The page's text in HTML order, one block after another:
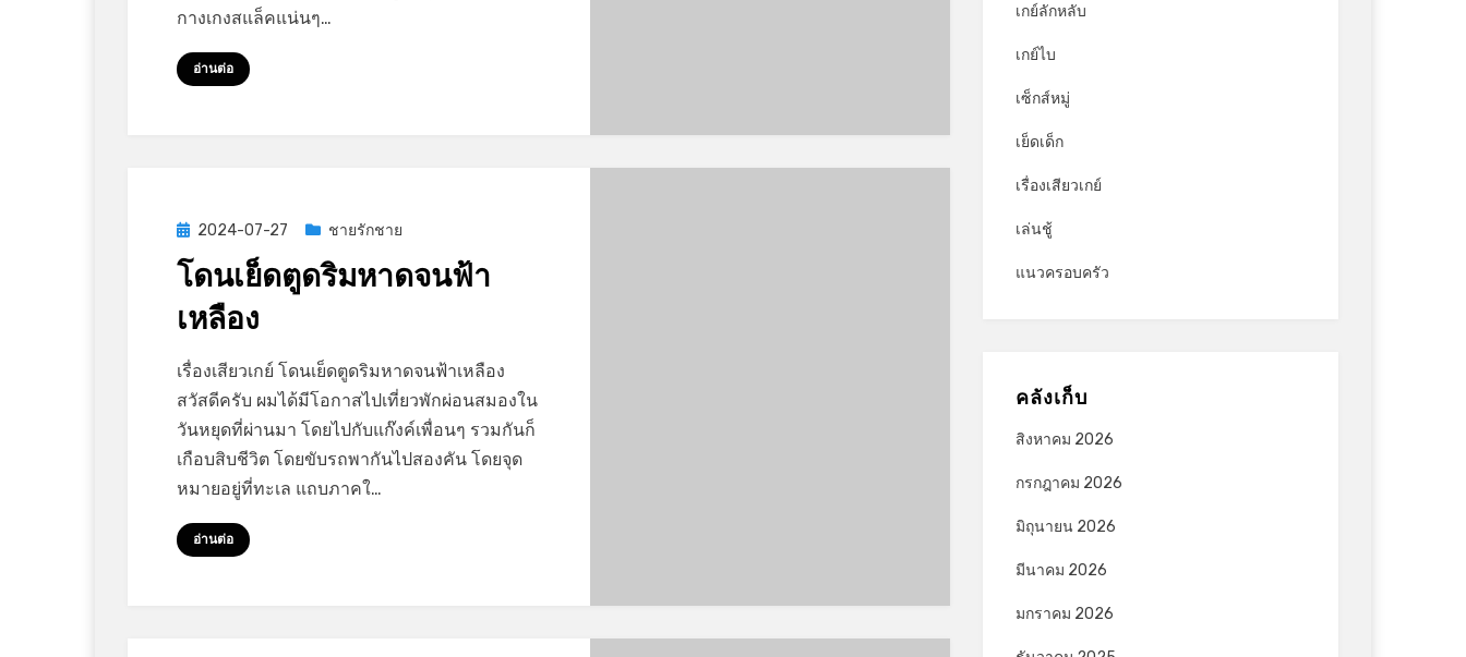
ผลัด
กางเกงสแล็คแน่นๆ…
อ่านต่อ
Posted
on
2024-07-27 ชายรักชาย
โดนเย็ดตูดริมหาดจนฟ้า
เหลือง
byGayStory
Leave a commenton
เย็ด
หาด
เรื่องเสียวเกย์ โดนเย็ดตูดริมหาดจนฟ้าเหลือง
สวัสดีครับ ผมได้มีโอกาสไปเที่ยวพักผ่อนสมองใน
วันหยุดที่ผ่านมา โดยไปกับแก๊งค์เพื่อนๆ รวมกันก็
เกือบสิบชีวิต โดยขับรถพากันไปสองคัน โดยจุด
หมายอยู่ที่ทะเล แถบภาคใ…
อ่านต่อ
เกย์ลักหลับ
เกย์ไบ
เซ็กส์หมู่
เย็ดเด็ก
เรื่องเสียวเกย์
เล่นชู้
แนวครอบครัว
คลังเก็บ
สิงหาคม 2026
กรกฎาคม 2026
มิถุนายน 2026
มีนาคม 2026
มกราคม 2026